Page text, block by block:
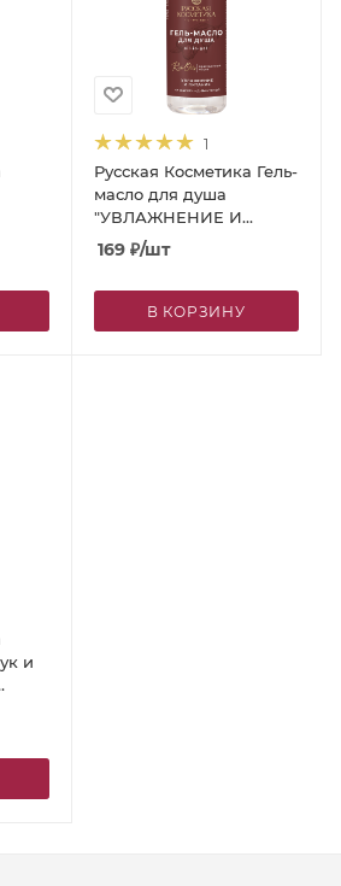
мл
1
Русская Косметика Гель-
масло для душа
"УВЛАЖНЕНИЕ И
ПИТАНИЕ" 90 мл
169₽/шт
В КОРЗИНУ
и